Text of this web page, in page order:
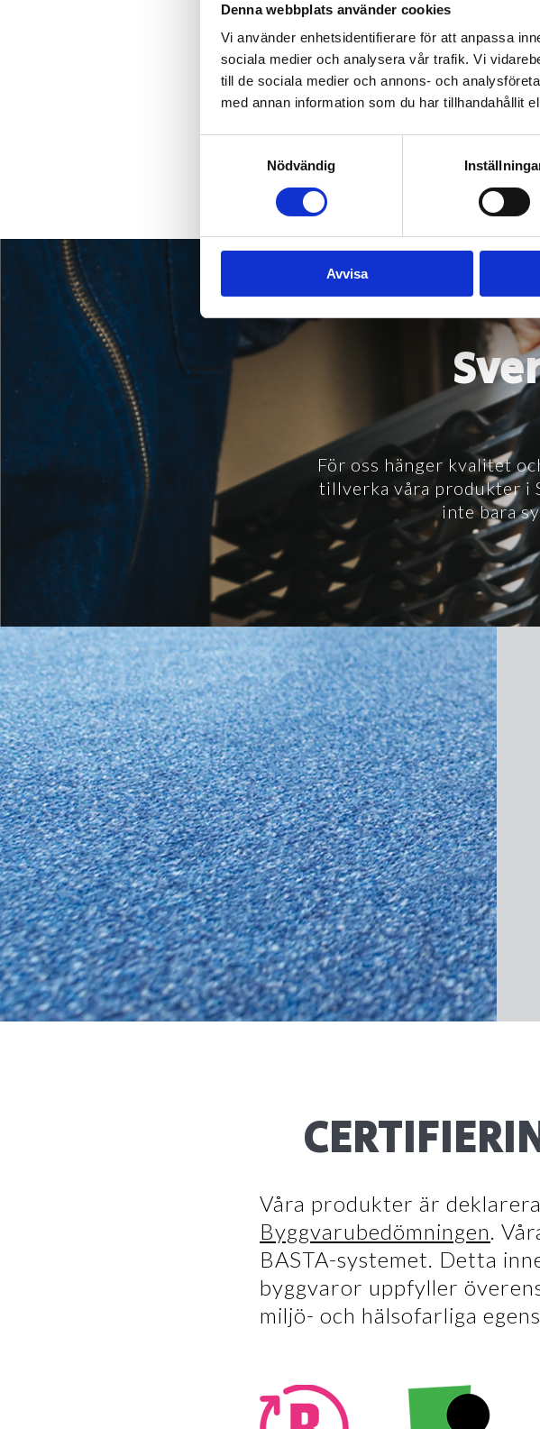
Denna webbplats använder cookies
Vi använder enhetsidentifierare för att anpassa
sociala medier och analysera vår trafik. Vi
till de sociala medier och annons- och
med annan information som du har tillhandahållit
Nödvändig
Avvisa
smuts, förenklar
och avleder statisk
underhållskostnader och
Detta resulterar i många
människor, miljön, golven
För oss hänger kvalitet
tillverka våra produkter i
inte bara
Våra produkter är
Byggvarubedömningen .
BASTA-systemet. Detta
byggvaror uppfyller
miljö- och hälsofarliga